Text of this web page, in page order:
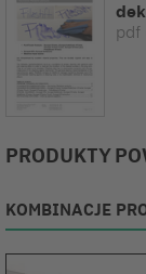
pdf
PRODUKTY
KOMBINACJE